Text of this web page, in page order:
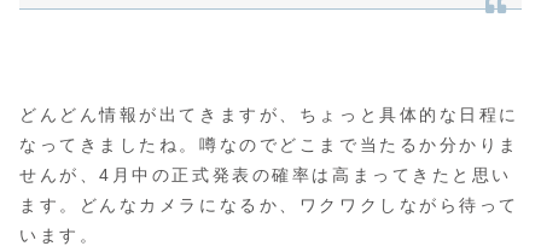
どんどん情報が出てきますが、ちょっと具体的な日程に
なってきましたね。噂なのでどこまで当たるか分かりま
せんが、4月中の正式発表の確率は高まってきたと思い
ます。どんなカメラになるか、ワクワクしながら待って
います。